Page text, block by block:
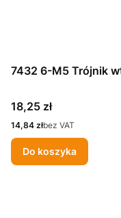
7432 6-M5 Trójnik
Cena
18,25 zł
Cena
14,84 złbez VAT
Do koszyka